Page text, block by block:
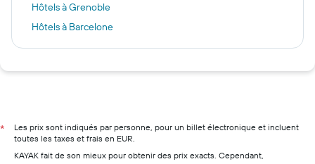
Hôtels à Grenoble
Hôtels à Barcelone
Hôtels à Istanbul
Hôtels à Marseille
Hôtels à Nice
*
Les prix sont indiqués par personne, pour un billet électronique et incluent
toutes les taxes et frais en EUR.
KAYAK fait de son mieux pour obtenir des prix exacts. Cependant,